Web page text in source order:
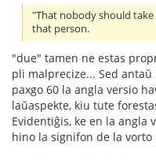
"That nobody should
that person.
"due" tamen ne estas
pli malprecize... Sed
paxgo 60 la angla versio
laŭaspekte, kiu tute
Evidentiĝis, ke en la angla
hino la signifon de la